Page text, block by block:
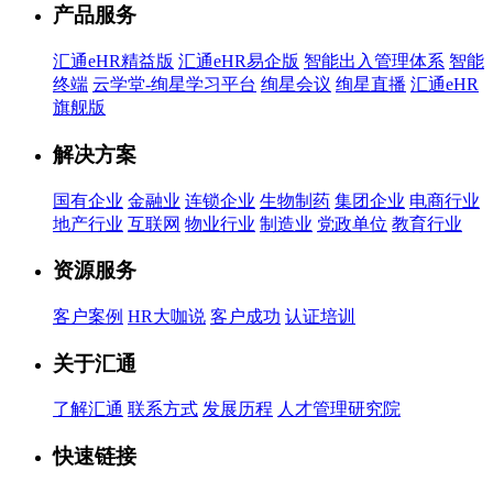
产品服务
汇通eHR精益版 汇通eHR易企版 智能出入管理体系 智能
终端 云学堂-绚星学习平台 绚星会议 绚星直播 汇通eHR
旗舰版
解决方案
国有企业 金融业 连锁企业 生物制药 集团企业 电商行业
地产行业 互联网 物业行业 制造业 党政单位 教育行业
资源服务
客户案例 HR大咖说 客户成功 认证培训
关于汇通
了解汇通 联系方式 发展历程 人才管理研究院
快速链接